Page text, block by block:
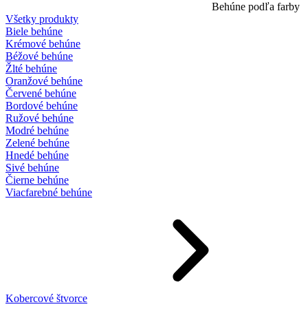
Behúne podľa farby
Všetky produkty
Biele behúne
Krémové behúne
Béžové behúne
Žlté behúne
Oranžové behúne
Červené behúne
Bordové behúne
Ružové behúne
Modré behúne
Zelené behúne
Hnedé behúne
Sivé behúne
Čierne behúne
Viacfarebné behúne
Kobercové štvorce